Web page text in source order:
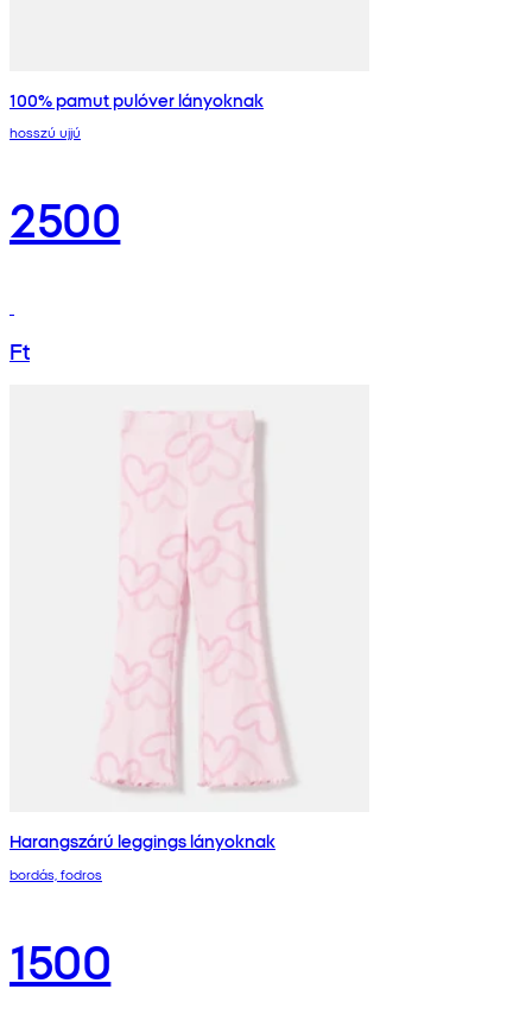
100% pamut pulóver lányoknak
hosszú ujjú
2500
Ft
Harangszárú leggings lányoknak
bordás, fodros
1500